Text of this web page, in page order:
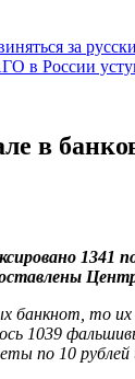
за
в России
в
банкнот, то их
1039
по 10 рублей